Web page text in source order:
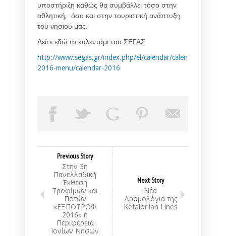
υποστήριξη καθώς θα συμβάλλει τόσο στην
αθλητική, όσο και στην τουριστική ανάπτυξη
του νησιού μας.
Δείτε εδώ το καλεντάρι του ΣΕΓΑΣ
http://www.segas.gr/index.php/el/calendar/calendar-
2016-menu/calendar-2016
Previous Story
Στην 3η
Πανελλαδική
Έκθεση
Τροφίμων και
Ποτών
«ΕΞΠΟΤΡΟΦ
2016» η
Περιφέρεια
Ιονίων Νήσων
Next Story
Νέα
Δρομολόγια της
Kefalonian Lines